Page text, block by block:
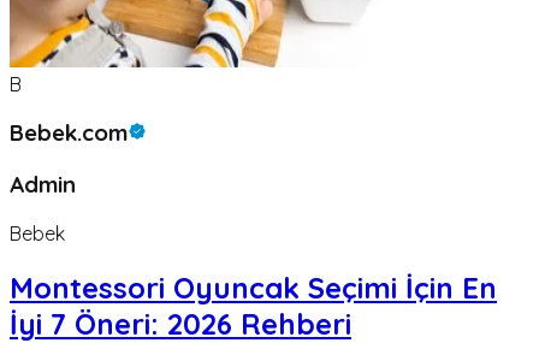
B
Bebek.com
Admin
Bebek
Montessori Oyuncak Seçimi İçin En
İyi 7 Öneri: 2026 Rehberi